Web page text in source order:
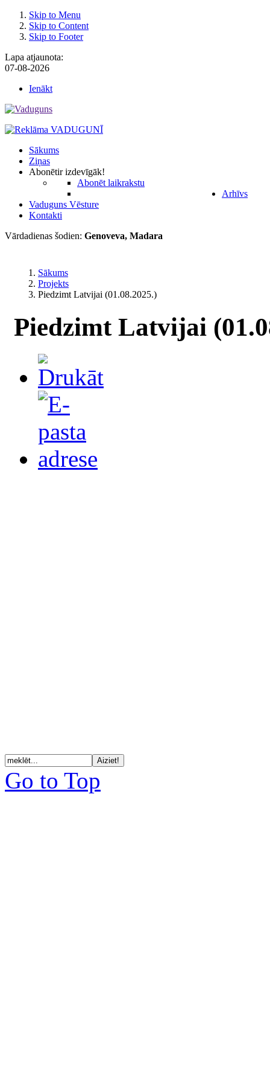
Skip to Menu
Skip to Content
Skip to Footer
Lapa atjaunota:
07-08-2026
Ienākt
Sākums
Ziņas
Abonētir izdevīgāk!
Abonēt laikrakstu
Arhīvs
Vaduguns Vēsture
Kontakti
Vārdadienas šodien: Genoveva, Madara
Sākums
Projekts
Piedzimt Latvijai (01.08.2025.)
Piedzimt Latvijai
Go to Top